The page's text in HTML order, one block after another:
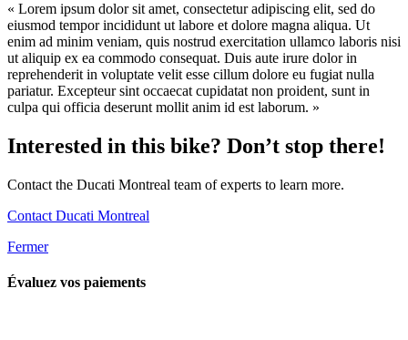
« Lorem ipsum dolor sit amet, consectetur adipiscing elit, sed do
eiusmod tempor incididunt ut labore et dolore magna aliqua. Ut
enim ad minim veniam, quis nostrud exercitation ullamco laboris nisi
ut aliquip ex ea commodo consequat. Duis aute irure dolor in
reprehenderit in voluptate velit esse cillum dolore eu fugiat nulla
pariatur. Excepteur sint occaecat cupidatat non proident, sunt in
culpa qui officia deserunt mollit anim id est laborum. »
Interested in this bike? Don’t stop there!
Contact the Ducati Montreal team of experts to learn more.
Contact Ducati Montreal
Fermer
Évaluez vos paiements